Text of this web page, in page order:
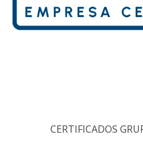
CERTIFICADOS